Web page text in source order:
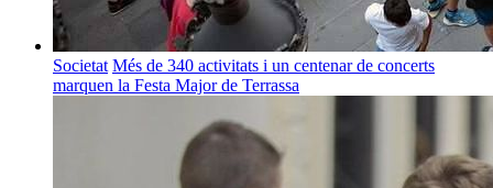
Societat Més de 340 activitats i un centenar de concerts
marquen la Festa Major de Terrassa